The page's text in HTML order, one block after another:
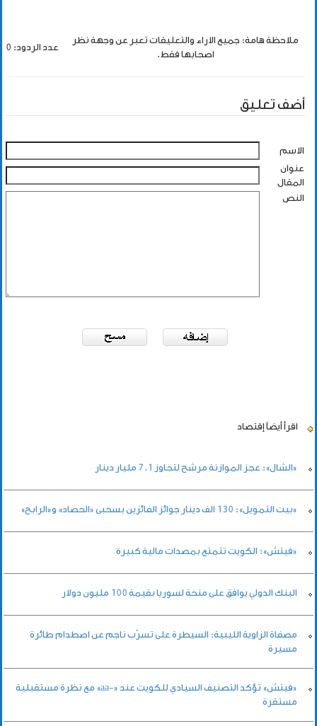
ملاحظة هامة: جميع الاراء والتعليقات تعبر عن وجهة نظر
اصحابها فقط.
عدد الردود: 0
أضف تعليق
الاسم
عنوان
المقال
النص
اقرأ أيضاً إقتصاد
«الشال»: عجز الموازنة مرشح لتجاوز 7.1 مليار دينار
«بيت التمويل»: 130 الف دينار جوائز الفائزين بسحبى «الحصاد» و«الرابح»
«فيتش»: الكويت تتمتع بمصدات مالية كبيرة
البنك الدولي يوافق على منحة لسوريا بقيمة 100 مليون دولار
مصفاة الزاوية الليبية: السيطرة على تسرّب ناجم عن اصطدام طائرة
مسيرة
«فيتش» تؤكد التصنيف السيادي للكويت عند «-aa» مع نظرة مستقبلية
مستقرة